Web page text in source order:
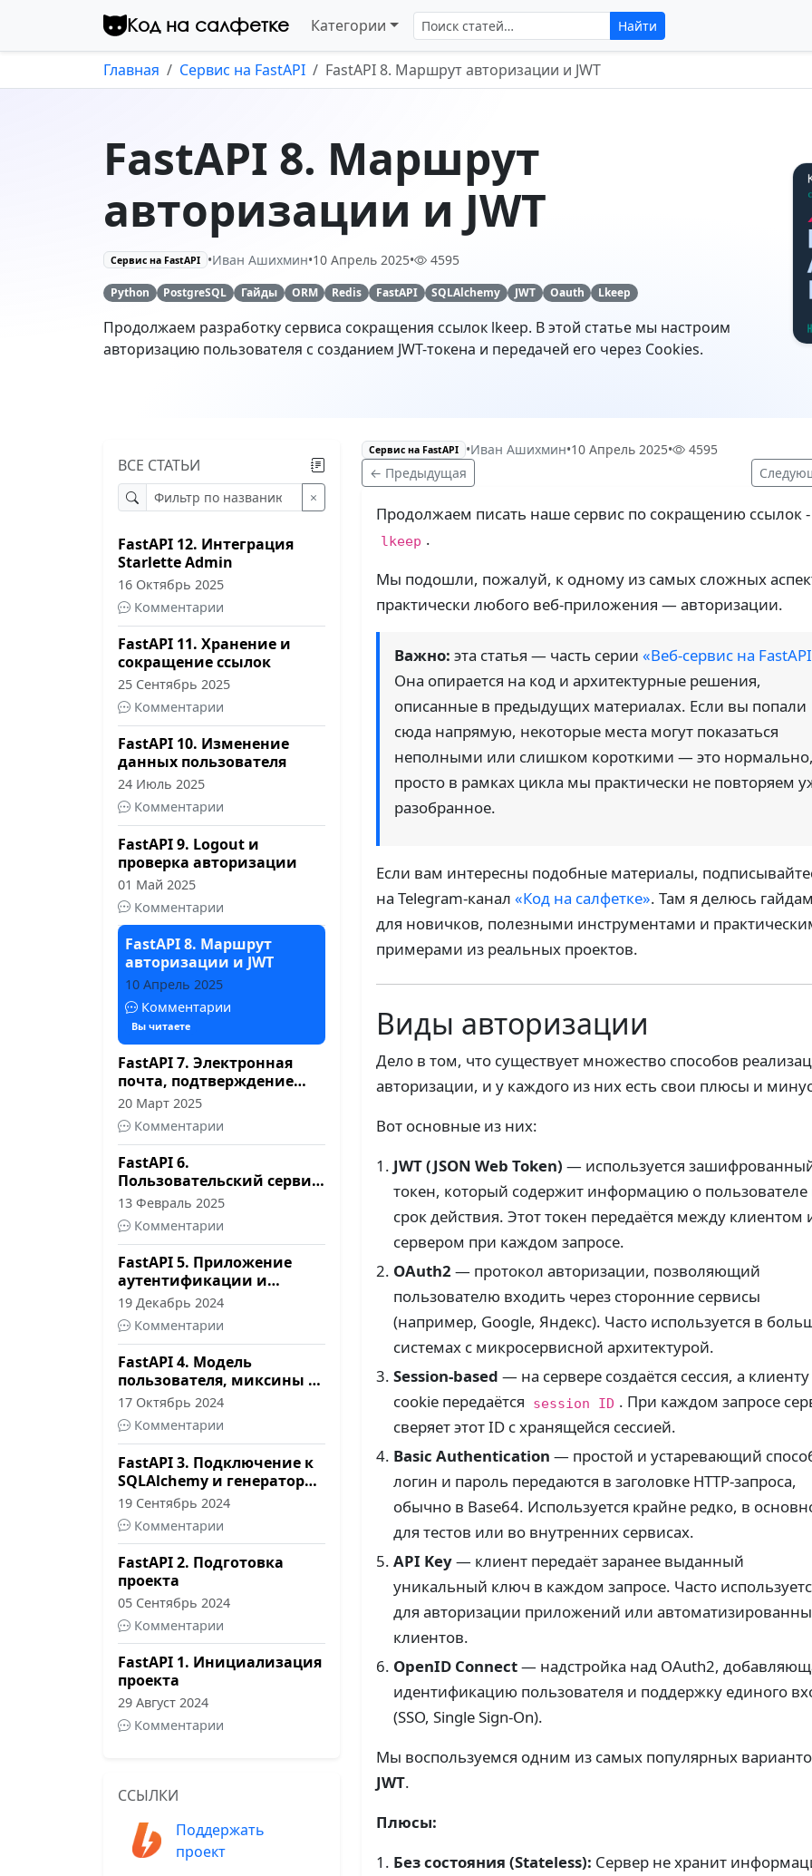
Перейти к контенту
Код на салфетке Категории Поиск по сайту Найти
Главная Сервис на FastAPI FastAPI 8. Маршрут авторизации и JWT
FastAPI 8. Маршрут
авторизации и JWT
Сервис на FastAPI •Иван Ашихмин•10 Апрель 2025• 4595
Python PostgreSQL Гайды ORM Redis FastAPI SQLAlchemy JWT Oauth Lkeep
Продолжаем разработку сервиса сокращения ссылок lkeep. В этой статье мы настроим
авторизацию пользователя с созданием JWT-токена и передачей его через Cookies.
Сервис на FastAPI •Иван Ашихмин•10 Апрель 2025•
4595
← Предыдущая
Продолжаем писать наше сервис по сокращению ссылок -
lkeep .
Мы подошли, пожалуй, к одному из самых сложных
практически любого веб-приложения — авторизации.
Важно: эта статья — часть серии «Веб-сервис на
Она опирается на код и архитектурные решения,
описанные в предыдущих материалах. Если вы попали
сюда напрямую, некоторые места могут показаться
неполными или слишком короткими — это нормально,
просто в рамках цикла мы практически не повторяем
разобранное.
Если вам интересны подобные материалы,
на Telegram-канал «Код на салфетке». Там я делюсь
для новичков, полезными инструментами и
примерами из реальных проектов.
Виды авторизации
Дело в том, что существует множество способов
авторизации, и у каждого из них есть свои плюсы и
Вот основные из них:
JWT (JSON Web Token) — используется
токен, который содержит информацию о пользователе
срок действия. Этот токен передаётся между клиентом
сервером при каждом запросе.
OAuth2 — протокол авторизации, позволяющий
пользователю входить через сторонние сервисы
(например, Google, Яндекс). Часто используется в
системах с микросервисной архитектурой.
Session-based — на сервере создаётся сессия, а
cookie передаётся
session ID . При каждом запросе
сверяет этот ID с хранящейся сессией.
Basic Authentication — простой и устаревающий
логин и пароль передаются в заголовке HTTP-запроса,
обычно в Base64. Используется крайне редко, в
для тестов или во внутренних сервисах.
API Key— клиент передаёт заранее выданный
уникальный ключ в каждом запросе. Часто
для авторизации приложений или
клиентов.
OpenID Connect— надстройка над OAuth2,
идентификацию пользователя и поддержку единого
(SSO, Single Sign-On).
Мы воспользуемся одним из самых популярных
JWT.
Плюсы:
Без состояния (Stateless): Сервер не хранит
ВСЕ СТАТЬИ
×
FastAPI 12. Интеграция
Starlette Admin
16 Октябрь 2025
Комментарии
FastAPI 11. Хранение и
сокращение ссылок
25 Сентябрь 2025
Комментарии
FastAPI 10. Изменение
данных пользователя
24 Июль 2025
Комментарии
FastAPI 9. Logout и
проверка авторизации
01 Май 2025
Комментарии
FastAPI 8. Маршрут
авторизации и JWT
10 Апрель 2025
Комментарии
Вы читаете
FastAPI 7. Электронная
почта, подтверждение
регистрации, Celery и
Redis
20 Март 2025
Комментарии
FastAPI 6.
Пользовательский сервис
и маршруты регистрации
13 Февраль 2025
Комментарии
FastAPI 5. Приложение
аутентификации и
Pydantic схемы
19 Декабрь 2024
Комментарии
FastAPI 4. Модель
пользователя, миксины и
Alembic
17 Октябрь 2024
Комментарии
FastAPI 3. Подключение к
SQLAlchemy и генератор
сессий
19 Сентябрь 2024
Комментарии
FastAPI 2. Подготовка
проекта
05 Сентябрь 2024
Комментарии
FastAPI 1. Инициализация
проекта
29 Август 2024
Комментарии
ССЫЛКИ
Поддержать
проект